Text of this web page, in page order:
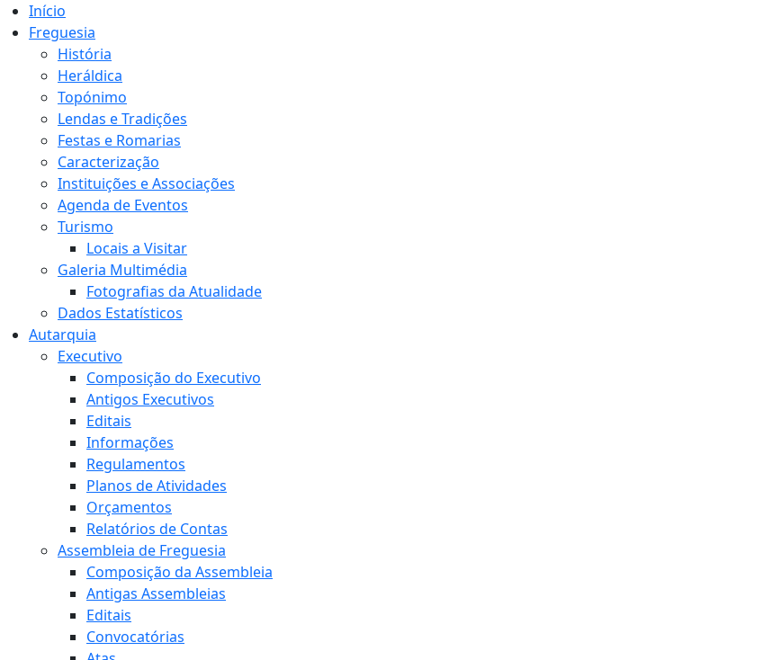
Início
Freguesia
História
Heráldica
Topónimo
Lendas e Tradições
Festas e Romarias
Caracterização
Instituições e Associações
Agenda de Eventos
Turismo
Locais a Visitar
Galeria Multimédia
Fotografias da Atualidade
Dados Estatísticos
Autarquia
Executivo
Composição do Executivo
Antigos Executivos
Editais
Informações
Regulamentos
Planos de Atividades
Orçamentos
Relatórios de Contas
Assembleia de Freguesia
Composição da Assembleia
Antigas Assembleias
Editais
Convocatórias